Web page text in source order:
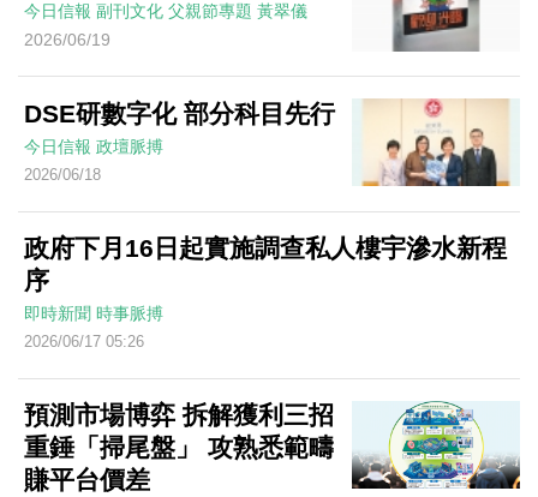
今日信報 副刊文化 父親節專題 黃翠儀
2026/06/19
DSE研數字化 部分科目先行
今日信報 政壇脈搏
2026/06/18
政府下月16日起實施調查私人樓宇滲水新程
序
即時新聞 時事脈搏
2026/06/17 05:26
預測市場博弈 拆解獲利三招
重錘「掃尾盤」 攻熟悉範疇
賺平台價差